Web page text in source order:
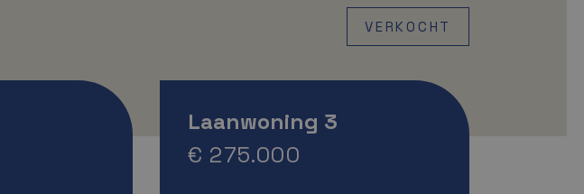
VERKOCHT
Laanwoning 3
€ 275.000